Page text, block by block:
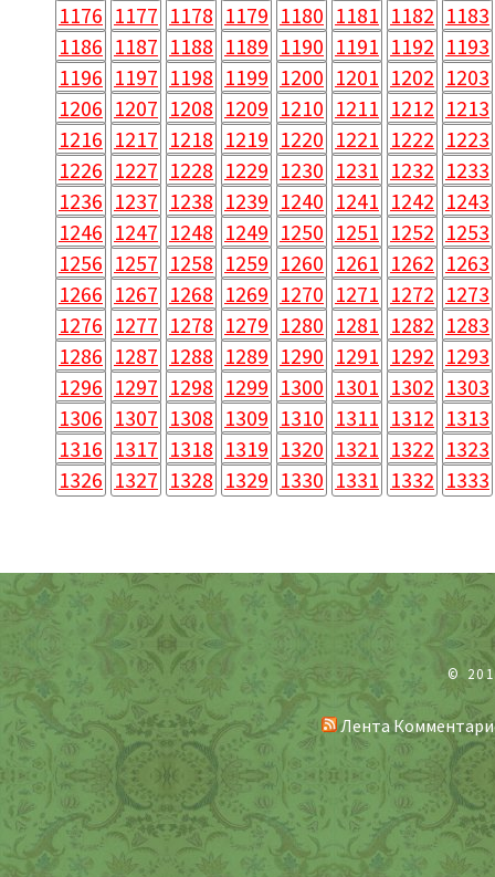
1176 1177 1178 1179 1180 1181 1182 1183
1186 1187 1188 1189 1190 1191 1192 1193
1196 1197 1198 1199 1200 1201 1202 1203
1206 1207 1208 1209 1210 1211 1212 1213
1216 1217 1218 1219 1220 1221 1222 1223
1226 1227 1228 1229 1230 1231 1232 1233
1236 1237 1238 1239 1240 1241 1242 1243
1246 1247 1248 1249 1250 1251 1252 1253
1256 1257 1258 1259 1260 1261 1262 1263
1266 1267 1268 1269 1270 1271 1272 1273
1276 1277 1278 1279 1280 1281 1282 1283
1286 1287 1288 1289 1290 1291 1292 1293
1296 1297 1298 1299 1300 1301 1302 1303
1306 1307 1308 1309 1310 1311 1312 1313
1316 1317 1318 1319 1320 1321 1322 1323
1326 1327 1328 1329 1330 1331 1332 1333
©
Лента